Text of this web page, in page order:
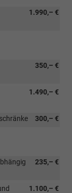
1.990,– €
350,– €
1.490,– €
300,– €
235,– €
1.100,– €